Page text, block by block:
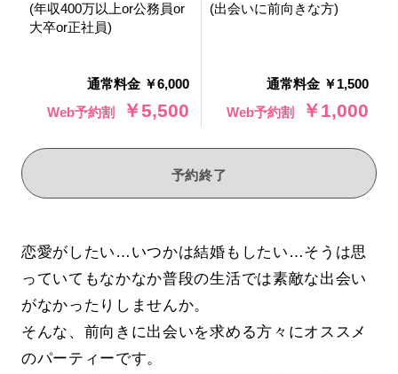
(年収400万以上or公務員or
大卒or正社員)
通常料金 ￥6,000
Web予約割
￥5,500
(出会いに前向きな方)
通常料金 ￥1,500
Web予約割
￥1,000
予約終了
恋愛がしたい…いつかは結婚もしたい…そうは思
っていてもなかなか普段の生活では素敵な出会い
がなかったりしませんか。
そんな、前向きに出会いを求める方々にオススメ
のパーティーです。